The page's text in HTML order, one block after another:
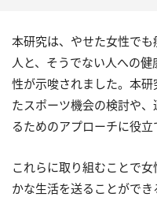
本研究は、やせた女性で
人と、そうでない人への
性が示唆されました。本
たスポーツ機会の検討や
るためのアプローチに役立
これらに取り組むことで
かな生活を送ることがで